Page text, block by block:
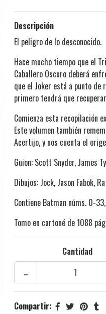
Descripción
El peligro de lo desconocido.
Hace mucho tiempo que el
Caballero Oscuro deberá
que el Joker está a punto de
primero tendrá que
Comienza esta recopilación
Este volumen también
Acertijo, y nos cuenta el
Guion: Scott Snyder, James
Dibujos: Jock, Jason Fabok,
Contiene Batman núms. 0-
Tomo en cartoné de 1088
Cantidad
-
Compartir: